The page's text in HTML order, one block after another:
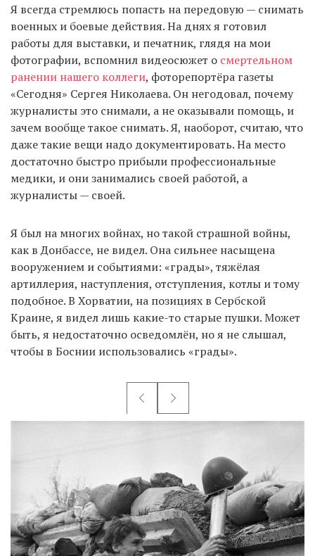
Я всегда стремлюсь попасть на передовую — снимать
военных и боевые действия. На днях я готовил
работы для выставки, и печатник, глядя на мои
фотографии, вспомнил видеосюжет о смертельном
ранении нашего коллеги, фоторепортёра газеты
«Сегодня» Сергея Николаева. Он негодовал, почему
журналисты это снимали, а не оказывали помощь, и
зачем вообще такое снимать. Я, наоборот, считаю, что
даже такие вещи надо документировать. На место
достаточно быстро прибыли профессиональные
медики, и они занимались своей работой, а
журналисты — своей.
Я был на многих войнах, но такой страшной войны,
как в Донбассе, не видел. Она сильнее насыщена
вооружением и событиями: «грады», тяжёлая
артиллерия, наступления, отступления, котлы и тому
подобное. В Хорватии, на позициях в Сербской
Краине, я видел лишь какие-то старые пушки. Может
быть, я недостаточно осведомлён, но я не слышал,
чтобы в Боснии использовались «грады».